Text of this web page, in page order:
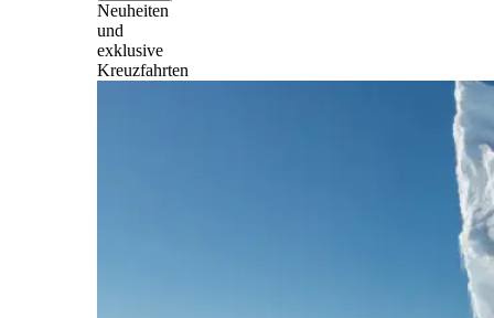
Neuheiten
und
exklusive
Kreuzfahrten